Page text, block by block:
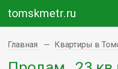
tomskmetr.ru
Главная Квартиры в